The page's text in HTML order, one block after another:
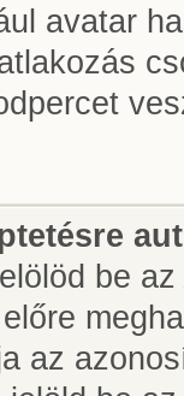
avatar
be az
az